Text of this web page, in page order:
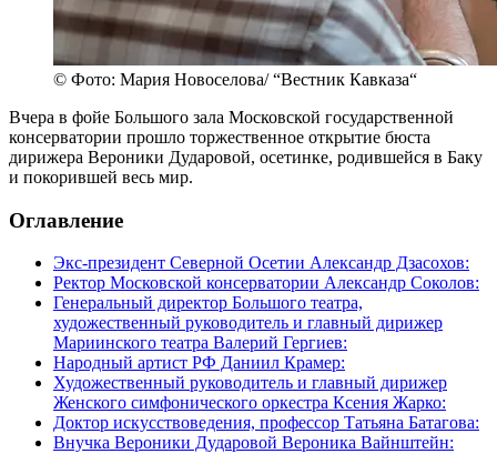
© Фото: Мария Новоселова/ “Вестник Кавказа“
Вчера в фойе Большого зала Московской государственной
консерватории прошло торжественное открытие бюста
дирижера Вероники Дударовой, осетинке, родившейся в Баку
и покорившей весь мир.
Оглавление
Экс-президент Северной Осетии Александр Дзасохов:
Ректор Московской консерватории Александр Соколов:
Генеральный директор Большого театра,
художественный руководитель и главный дирижер
Мариинского театра Валерий Гергиев:
Народный артист РФ Даниил Крамер:
Художественный руководитель и главный дирижер
Женского симфонического оркестра Ксения Жарко:
Доктор искусствоведения, профессор Татьяна Батагова:
Внучка Вероники Дударовой Вероника Вайнштейн: